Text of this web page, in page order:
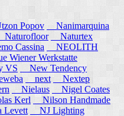
Popov
Nanimarquina
Naturofloor
Naturtex
Cassina
NEOLITH
Wiener Werkstatte
VS
New Tendency
next
Nextep
Nielaus
Nigel Coates
Kerl
Nilson Handmade
NJ Lighting